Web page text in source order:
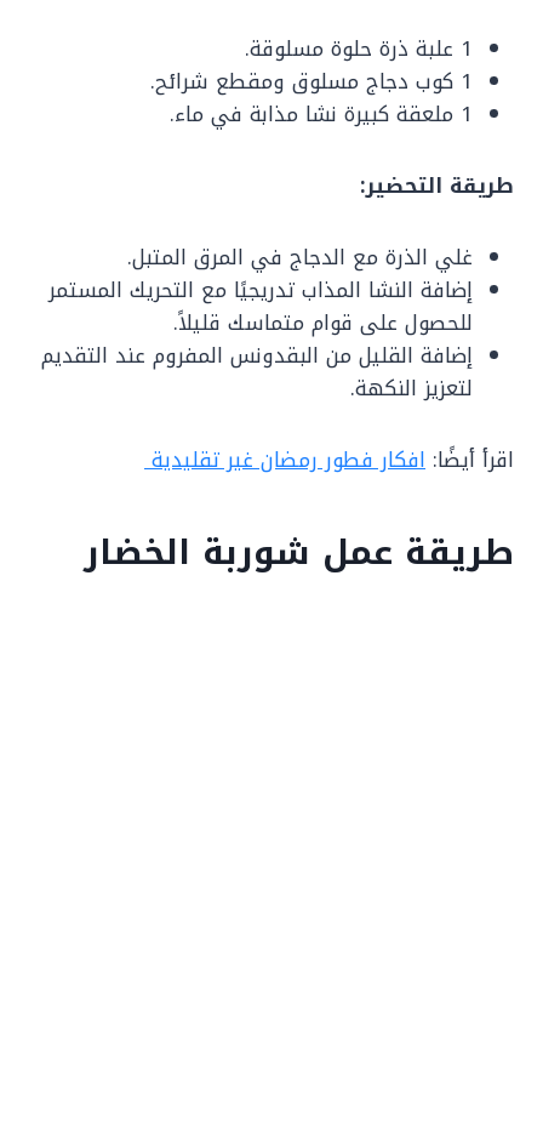
1 علبة ذرة حلوة مسلوقة.
1 كوب دجاج مسلوق ومقطع شرائح.
1 ملعقة كبيرة نشا مذابة في ماء.
طريقة التحضير:
غلي الذرة مع الدجاج في المرق المتبل.
إضافة النشا المذاب تدريجيًا مع التحريك المستمر
للحصول على قوام متماسك قليلاً.
إضافة القليل من البقدونس المفروم عند التقديم
لتعزيز النكهة.
اقرأ أيضًا: افكار فطور رمضان غير تقليدية
طريقة عمل شوربة الخضار